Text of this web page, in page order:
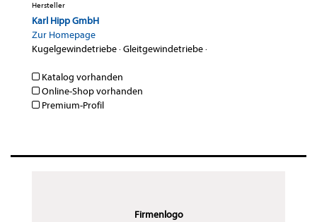
Hersteller
Karl Hipp GmbH
Zur Homepage
Kugelgewindetriebe·Gleitgewindetriebe·
Katalog vorhanden
Online-Shop vorhanden
Premium-Profil
Firmenlogo